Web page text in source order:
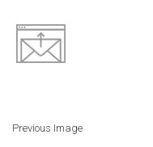
Previous Image